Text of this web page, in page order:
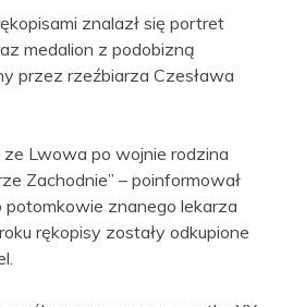
znalazł się portret
medalion z podobizną
przez rzeźbiarza Czesława
Lwowa po wojnie rodzina
Zachodnie” – poinformował
potomkowie znanego lekarza
rękopisy zostały odkupione